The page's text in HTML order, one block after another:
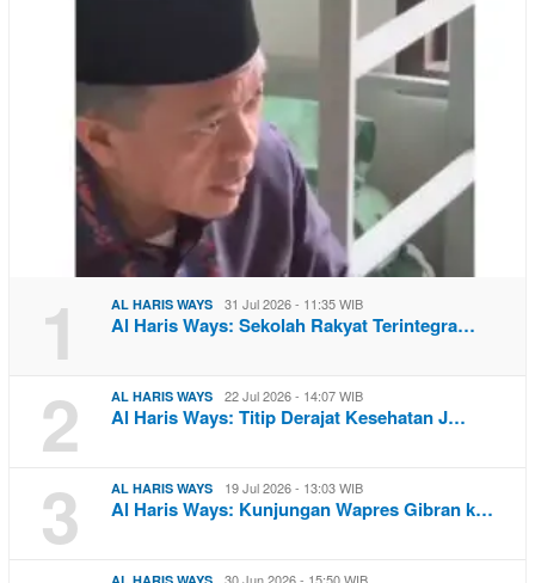
1 AL HARIS WAYS 31 Jul 2026 - 11:35 WIB
Al Haris Ways: Sekolah Rakyat Terintegra…
2 AL HARIS WAYS 22 Jul 2026 - 14:07 WIB
Al Haris Ways: Titip Derajat Kesehatan J…
3 AL HARIS WAYS 19 Jul 2026 - 13:03 WIB
Al Haris Ways: Kunjungan Wapres Gibran k…